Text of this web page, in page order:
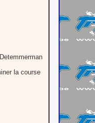
la course